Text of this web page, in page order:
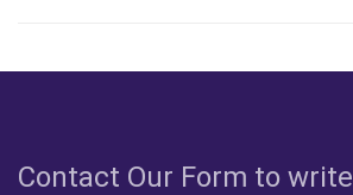
Сontact Our Form to write